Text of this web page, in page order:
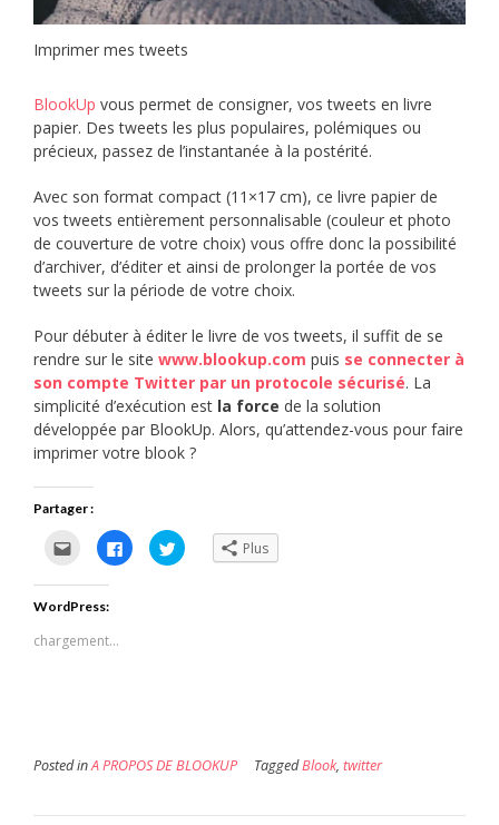
Imprimer mes tweets
BlookUp vous permet de consigner, vos tweets en livre
papier. Des tweets les plus populaires, polémiques ou
précieux, passez de l’instantanée à la postérité.
Avec son format compact (11×17 cm), ce livre papier de
vos tweets entièrement personnalisable (couleur et photo
de couverture de votre choix) vous offre donc la possibilité
d’archiver, d’éditer et ainsi de prolonger la portée de vos
tweets sur la période de votre choix.
Pour débuter à éditer le livre de vos tweets, il suffit de se
rendre sur le site www.blookup.com puis se connecter à
son compte Twitter par un protocole sécurisé. La
simplicité d’exécution est la force de la solution
développée par BlookUp. Alors, qu’attendez-vous pour faire
imprimer votre blook ?
Partager :
Cliquez
pour
envoyer
par
mail
un
ami(ouvre
Cliquez
pour
partager
Cliquez
pour Plus
WordPress:
chargement…
Posted inA PROPOS DE BLOOKUP TaggedBlook, twitter